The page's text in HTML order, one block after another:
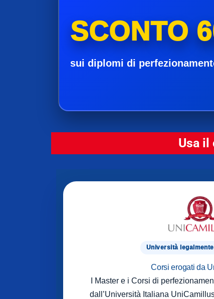
SCONTO
sui diplomi di
Usa il
Università
Corsi erogati da
I Master e i Corsi di
dall’Università Italiana